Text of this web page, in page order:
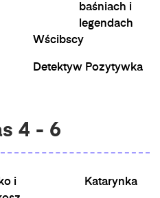
baśniach i
legendach
Wścibscy
Detektyw Pozytywka
4 - 6
i
Katarynka